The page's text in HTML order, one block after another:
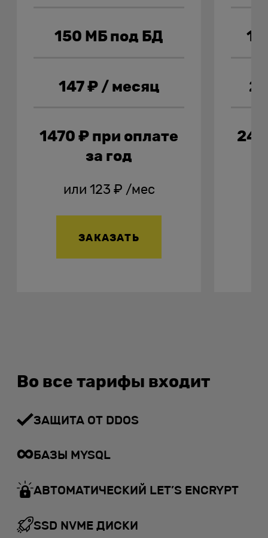
150 МБ под БД
147 ₽ / месяц
1470 ₽ при оплате
за год
или 123 ₽ /мес
ЗАКАЗАТЬ
Во все тарифы входит
ЗАЩИТА ОТ DDOS
БАЗЫ MYSQL
АВТОМАТИЧЕСКИЙ LET’S ENCRYPT
SSD NVME ДИСКИ